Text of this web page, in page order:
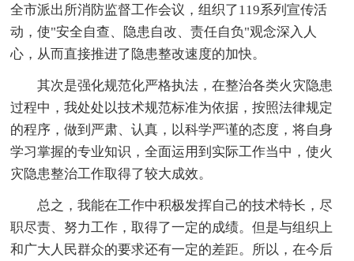
全市派出所消防监督工作会议，组织了119系列宣传活
动，使"安全自查、隐患自改、责任自负"观念深入人
心，从而直接推进了隐患整改速度的加快。
其次是强化规范化严格执法，在整治各类火灾隐患
过程中，我处处以技术规范标准为依据，按照法律规定
的程序，做到严肃、认真，以科学严谨的态度，将自身
学习掌握的专业知识，全面运用到实际工作当中，使火
灾隐患整治工作取得了较大成效。
总之，我能在工作中积极发挥自己的技术特长，尽
职尽责、努力工作，取得了一定的成绩。但是与组织上
和广大人民群众的要求还有一定的差距。所以，在今后